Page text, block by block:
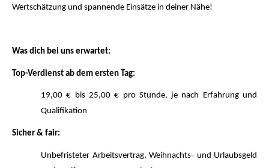
Wertschätzung und spannende Einsätze in deiner Nähe!
Was dich bei uns erwartet:
Top-Verdienst ab dem ersten Tag:
19,00 € bis 25,00 € pro Stunde, je nach Erfahrung und
Qualifikation
Sicher & fair:
Unbefristeter Arbeitsvertrag, Weihnachts- und Urlaubsgeld